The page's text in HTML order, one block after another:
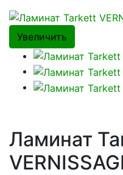
Увеличить
Ламинат